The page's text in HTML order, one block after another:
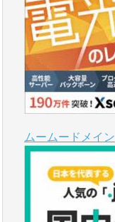
ムームードメイン